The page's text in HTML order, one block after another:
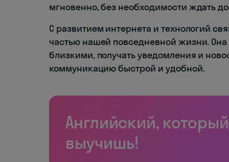
мгновенно, без необходимости ждать
С развитием интернета и технологий
частью нашей повседневной жизни. Она
близкими, получать уведомления и
коммуникацию быстрой и удобной.
Английский,
выучишь!